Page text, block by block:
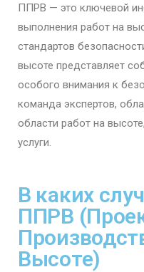
ППРВ — это ключевой
выполнения работ на
стандартов
высоте представляет
особого внимания к
команда экспертов,
области работ на
услуги.
В каких
ППРВ
Высоте)